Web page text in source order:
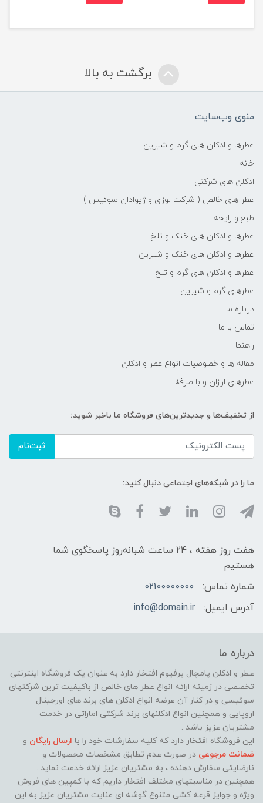
برگشت به بالا
منوی وب‌سایت
عطرها و ادکلن های گرم و شیرین
خانه
ادکلن های شرکتی
عطر های خالص ( شرکت لوزی و ژیوادان سوئیس )
طبع و رایحه
عطرها و ادکلن های خنک و تلخ
عطرها و ادکلن های خنک و شیرین
عطرها و ادکلن های گرم و تلخ
عطرهای گرم و شیرین
درباره ما
تماس با ما
راهنما
مقاله ها و خصوصیات انواع عطر و ادکلن
عطرهای ارزان و با صرفه
از تخفیف‌ها و جدیدترین‌های فروشگاه ما باخبر شوید:
ثبت‌نام
ما را در شبکه‌های اجتماعی دنبال کنید:
هفت روز هفته ، ۲۴ ساعت شبانه‌روز پاسخگوی شما
هستیم
شماره تماس:
02100000000
آدرس ایمیل:
info@domain.ir
درباره ما
عطر و ادکلن پامچال پرفیوم افتخار دارد به عنوان یک فروشگاه اینترنتی
تخصصی در زمینه ارائه انواع عطر های خالص از باکیفیت ترین شرکتهای
سوئیسی و در کنار آن عرضه انواع ادکلن های برند های اورجینال
اروپایی و همچنین انواع ادکلنهای برند شرکتی اماراتی در خدمت
مشتریان عزیز باشد .
این فروشگاه افتخار دارد که کلیه سفارشات خود را با ارسال رایگان و
ضمانت مرجوعی در صورت عدم تطابق مشخصات محصولات و
نارضایتی سفارش دهنده ، به مشتریان عزیز ارائه خدمت نماید ‌.
همچنین در مناسبتهای مختلف افتخار داریم که با کمپین های فروش
ویژه و جوایز قرعه کشی متنوع گوشه ای عنایت مشتریان عزیز به این